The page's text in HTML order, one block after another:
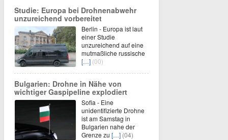
Studie: Europa bei Drohnenabwehr
unzureichend vorbereitet
Berlin - Europa ist laut
einer Studie
unzureichend auf eine
mutmaßliche russische
[…] (00)
Bulgarien: Drohne in Nähe von
wichtiger Gaspipeline explodiert
Sofia - Eine
unidentifizierte Drohne
ist am Samstag in
Bulgarien nahe der
Grenze zu […] (04)